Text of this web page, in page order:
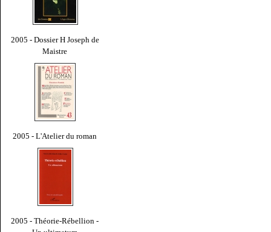
2005 - Dossier H Joseph de
Maistre
2005 - L'Atelier du roman
2005 - Théorie-Rébellion -